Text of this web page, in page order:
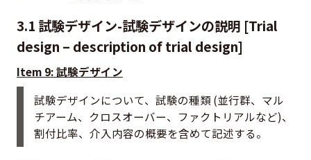
3.1 試験デザイン-試験デザインの説明 [Trial
design – description of trial design]
Item 9: 試験デザイン
試験デザインについて、試験の種類 (並行群、マル
チアーム、クロスオーバー、ファクトリアルなど)、
割付比率、介入内容の概要を含めて記述する。